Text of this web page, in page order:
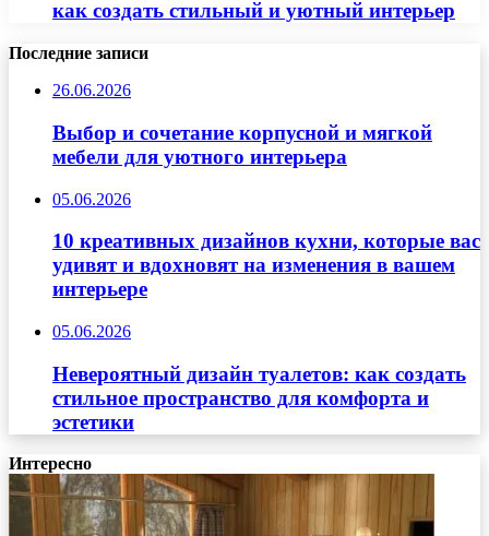
как создать стильный и уютный интерьер
Последние записи
26.06.2026
Выбор и сочетание корпусной и мягкой
мебели для уютного интерьера
05.06.2026
10 креативных дизайнов кухни, которые вас
удивят и вдохновят на изменения в вашем
интерьере
05.06.2026
Невероятный дизайн туалетов: как создать
стильное пространство для комфорта и
эстетики
Интересно